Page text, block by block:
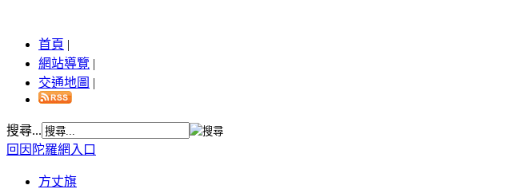
首頁 |
網站導覽 |
交通地圖 |
搜尋...
回因陀羅網入口
方丈旗